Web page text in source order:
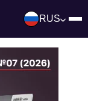
RUS